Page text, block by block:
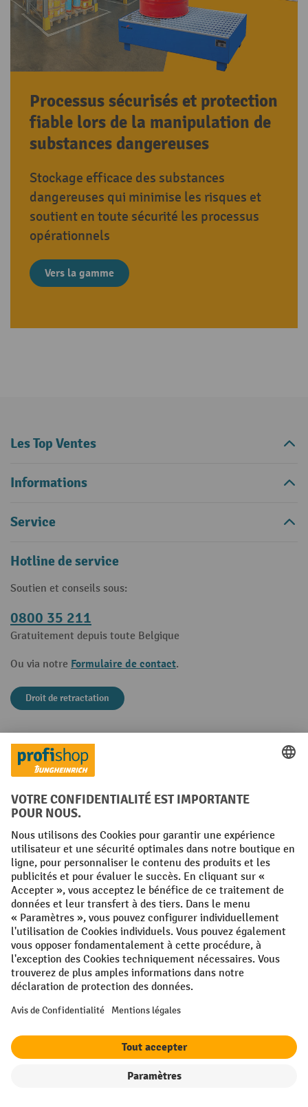
Processus sécurisés et protection
fiable lors de la manipulation de
substances dangereuses
Stockage efficace des substances
dangereuses qui minimise les risques et
soutient en toute sécurité les processus
opérationnels
Vers la gamme
Les Top Ventes
Informations
Service
Hotline de service
Soutien et conseils sous:
0800 35 211
Gratuitement depuis toute Belgique
Ou via notre Formulaire de contact.
Droit de retractation
Vos avantages professionnels
Livraison gratuite à partir de 50 €
Protection des données sécurisée
Conseils d'achat personnalisés
Modes de paiement
Creditcard (Master)Creditcard (Visa)
Facture
Réseaux sociaux